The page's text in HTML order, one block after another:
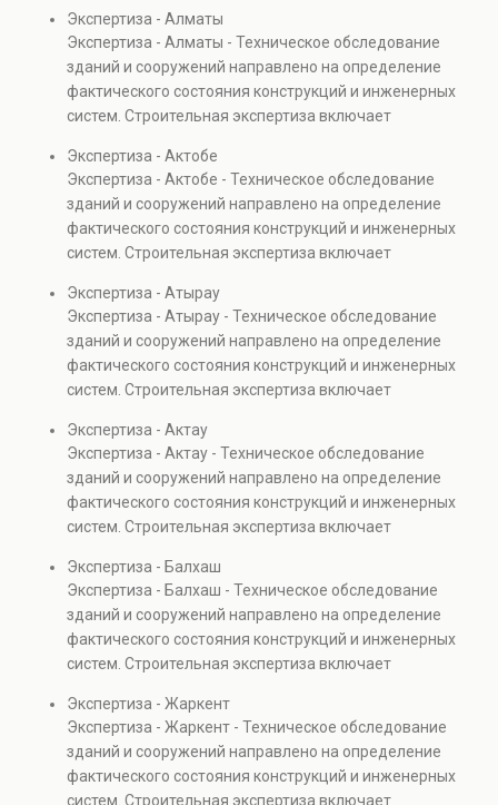
элементов и оценку эксплуатационной безопасности.
Услуга востребована при покупке недвижимости,
капитальном ремонте и реконструкции объектов, а
также при судебных разбирательствах и технических
проверках.
Экспертиза - Алматы
Экспертиза - Алматы - Техническое обследование
зданий и сооружений направлено на определение
фактического состояния конструкций и инженерных
систем. Строительная экспертиза включает
элементов и оценку эксплуатационной безопасности.
Услуга востребована при покупке недвижимости,
капитальном ремонте и реконструкции объектов, а
также при судебных разбирательствах и технических
проверках.
Экспертиза - Актобе
Экспертиза - Актобе - Техническое обследование
зданий и сооружений направлено на определение
фактического состояния конструкций и инженерных
систем. Строительная экспертиза включает
элементов и оценку эксплуатационной безопасности.
Услуга востребована при покупке недвижимости,
капитальном ремонте и реконструкции объектов, а
также при судебных разбирательствах и технических
проверках.
Экспертиза - Атырау
Экспертиза - Атырау - Техническое обследование
зданий и сооружений направлено на определение
фактического состояния конструкций и инженерных
систем. Строительная экспертиза включает
элементов и оценку эксплуатационной безопасности.
Услуга востребована при покупке недвижимости,
капитальном ремонте и реконструкции объектов, а
также при судебных разбирательствах и технических
проверках.
Экспертиза - Актау
Экспертиза - Актау - Техническое обследование
зданий и сооружений направлено на определение
фактического состояния конструкций и инженерных
систем. Строительная экспертиза включает
элементов и оценку эксплуатационной безопасности.
Услуга востребована при покупке недвижимости,
капитальном ремонте и реконструкции объектов, а
также при судебных разбирательствах и технических
проверках.
Экспертиза - Балхаш
Экспертиза - Балхаш - Техническое обследование
зданий и сооружений направлено на определение
фактического состояния конструкций и инженерных
систем. Строительная экспертиза включает
элементов и оценку эксплуатационной безопасности.
Услуга востребована при покупке недвижимости,
капитальном ремонте и реконструкции объектов, а
также при судебных разбирательствах и технических
Экспертиза - Жаркент
Экспертиза - Жаркент - Техническое обследование
зданий и сооружений направлено на определение
фактического состояния конструкций и инженерных
систем. Строительная экспертиза включает